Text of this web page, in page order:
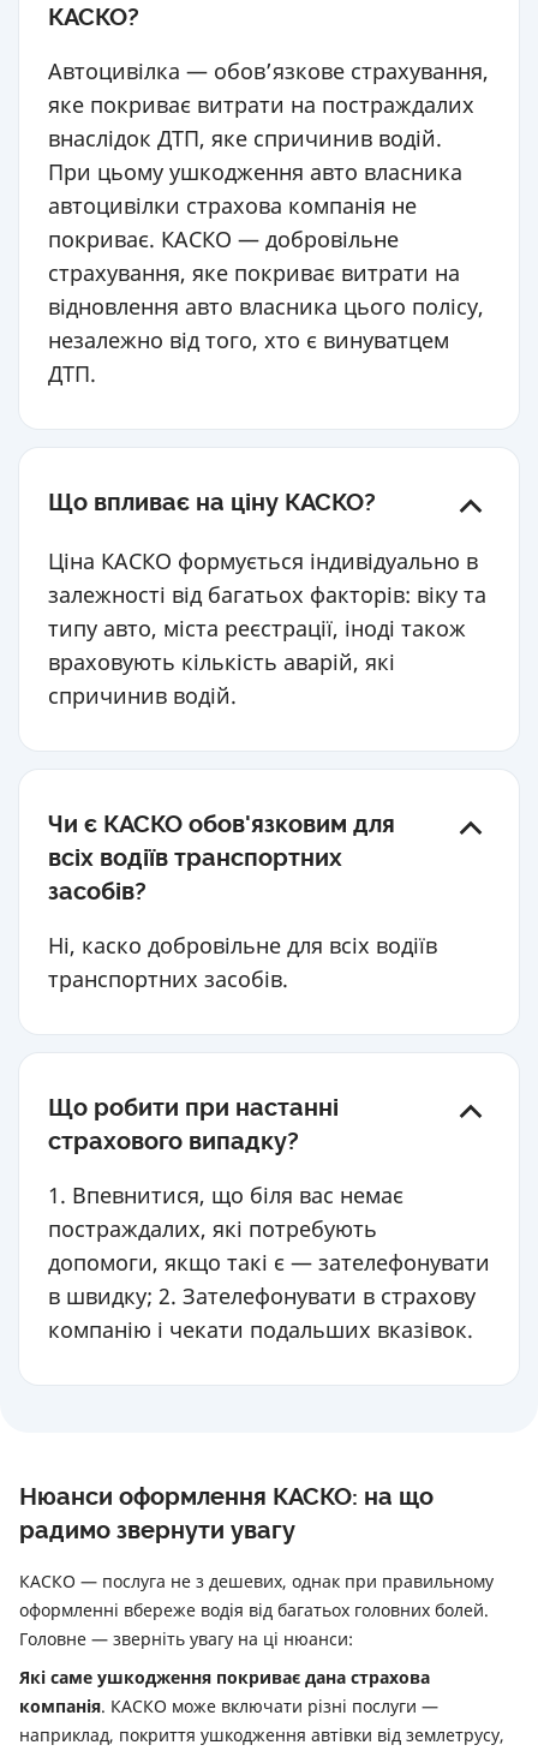
КАСКО?
Автоцивілка — обов’язкове страхування,
яке покриває витрати на постраждалих
внаслідок ДТП, яке спричинив водій.
При цьому ушкодження авто власника
автоцивілки страхова компанія не
покриває. КАСКО — добровільне
страхування, яке покриває витрати на
відновлення авто власника цього полісу,
незалежно від того, хто є винуватцем
ДТП.
Що впливає на ціну КАСКО?
Ціна КАСКО формується індивідуально в
залежності від багатьох факторів: віку та
типу авто, міста реєстрації, іноді також
враховують кількість аварій, які
спричинив водій.
Чи є КАСКО обов'язковим для
всіх водіїв транспортних
засобів?
Ні, каско добровільне для всіх водіїв
транспортних засобів.
Що робити при настанні
страхового випадку?
1. Впевнитися, що біля вас немає
постраждалих, які потребують
допомоги, якщо такі є — зателефонувати
в швидку; 2. Зателефонувати в страхову
компанію і чекати подальших вказівок.
Нюанси оформлення КАСКО: на що
радимо звернути увагу
КАСКО — послуга не з дешевих, однак при правильному
оформленні вбереже водія від багатьох головних болей.
Головне — зверніть увагу на ці нюанси:
Які саме ушкодження покриває дана страхова
компанія. КАСКО може включати різні послуги —
наприклад, покриття ушкодження автівки від землетрусу,